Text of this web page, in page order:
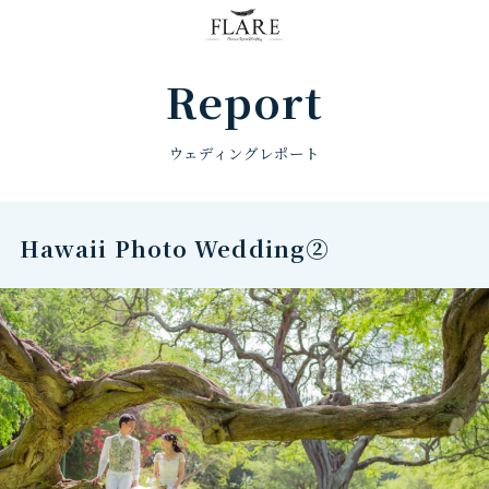
Report
ウェディングレポート
Hawaii Photo Wedding②